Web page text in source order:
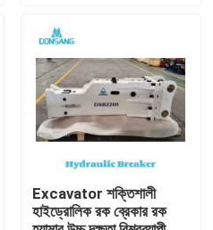
Excavator শক্তিশালী
হাইড্রোলিক রক ব্রেকার রক